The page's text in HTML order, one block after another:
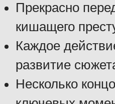
Прекрасно
кишащего
Каждое
развитие
Несколько